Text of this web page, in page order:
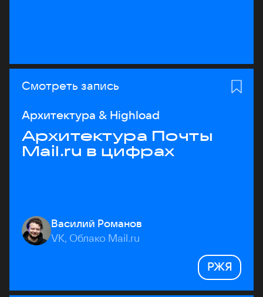
Смотреть запись
Архитектура & Highload
Архитектура Почты
Mail.ru в цифрах
Василий Романов
VK, Облако Mail.ru
РЖЯ